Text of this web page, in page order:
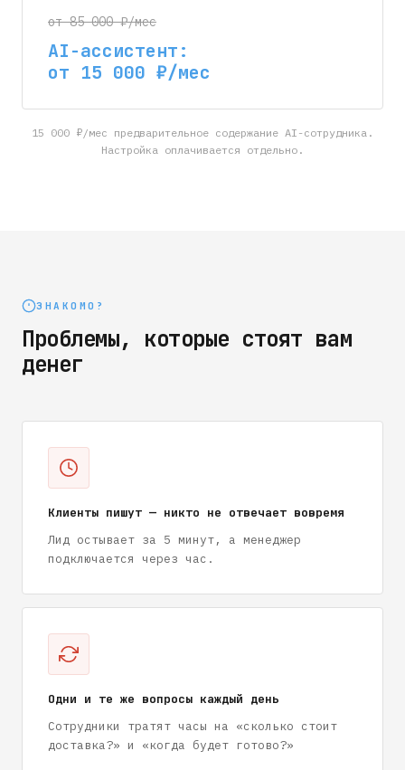
от 85 000 ₽/мес
AI-ассистент:
от 15 000 ₽/мес
15 000 ₽/мес предварительное содержание AI-сотрудника.
Настройка оплачивается отдельно.
ЗНАКОМО?
Проблемы, которые стоят вам
денег
Клиенты пишут — никто не отвечает вовремя
Лид остывает за 5 минут, а менеджер
подключается через час.
Одни и те же вопросы каждый день
Сотрудники тратят часы на «сколько стоит
доставка?» и «когда будет готово?»